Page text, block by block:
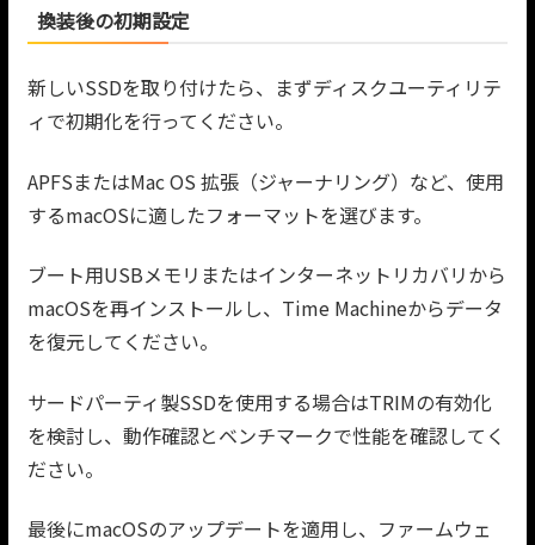
換装後の初期設定
新しいSSDを取り付けたら、まずディスクユーティリテ
ィで初期化を行ってください。
APFSまたはMac OS 拡張（ジャーナリング）など、使用
するmacOSに適したフォーマットを選びます。
ブート用USBメモリまたはインターネットリカバリから
macOSを再インストールし、Time Machineからデータ
を復元してください。
サードパーティ製SSDを使用する場合はTRIMの有効化
を検討し、動作確認とベンチマークで性能を確認してく
ださい。
最後にmacOSのアップデートを適用し、ファームウェ